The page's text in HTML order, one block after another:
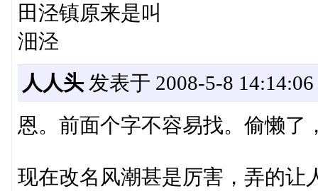
田泾镇原来是叫
沺泾
人人头发表于 2008-5-8 14:14:06
恩。前面个字不容易找。偷懒了
现在改名风潮甚是厉害，弄的让